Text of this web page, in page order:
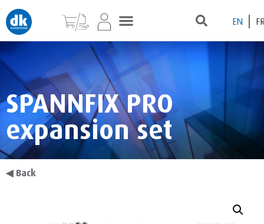
EN
SPANNFIX PRO
expansion set
◀ Back